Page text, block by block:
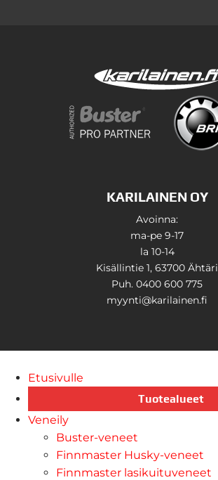
KARILAINEN OY
Avoinna:
ma-pe 9-17
la 10-14
Kisällintie 1, 63700 Ähtäri
Puh. 0400 600 775
myynti@karilainen.fi
Etusivulle
Tuotealueet
Veneily
Buster-veneet
Finnmaster Husky-veneet
Finnmaster lasikuituveneet